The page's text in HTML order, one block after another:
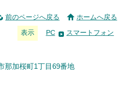
前のページへ戻る ホームへ戻る
表示 PC スマートフォン
那加桜町1丁目69番地